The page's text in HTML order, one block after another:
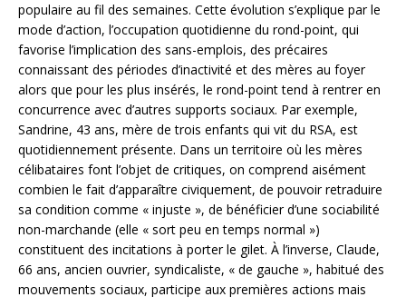
populaire au fil des semaines. Cette évolution s’explique par le
mode d’action, l’occupation quotidienne du rond-point, qui
favorise l’implication des sans-emplois, des précaires
connaissant des périodes d’inactivité et des mères au foyer
alors que pour les plus insérés, le rond-point tend à rentrer en
concurrence avec d’autres supports sociaux. Par exemple,
Sandrine, 43 ans, mère de trois enfants qui vit du RSA, est
quotidiennement présente. Dans un territoire où les mères
célibataires font l’objet de critiques, on comprend aisément
combien le fait d’apparaître civiquement, de pouvoir retraduire
sa condition comme « injuste », de bénéficier d’une sociabilité
non-marchande (elle « sort peu en temps normal »)
constituent des incitations à porter le gilet. À l’inverse, Claude,
66 ans, ancien ouvrier, syndicaliste, « de gauche », habitué des
mouvements sociaux, participe aux premières actions mais